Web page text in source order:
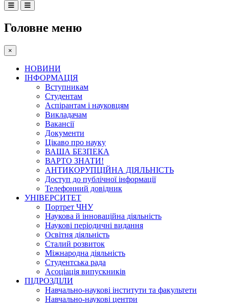
Головне меню
×
НОВИНИ
ІНФОРМАЦІЯ
Вступникам
Студентам
Аспірантам і науковцям
Викладачам
Вакансії
Документи
Цікаво про науку
ВАША БЕЗПЕКА
ВАРТО ЗНАТИ!
АНТИКОРУПЦІЙНА ДІЯЛЬНІСТЬ
Доступ до публічної інформації
Телефонний довідник
УНІВЕРСИТЕТ
Портрет ЧНУ
Наукова й інноваційна діяльність
Наукові періодичні видання
Освітня діяльність
Сталий розвиток
Міжнародна діяльність
Студентська рада
Асоціація випускників
ПІДРОЗДІЛИ
Навчально-наукові інститути та факультети
Навчально-наукові центри